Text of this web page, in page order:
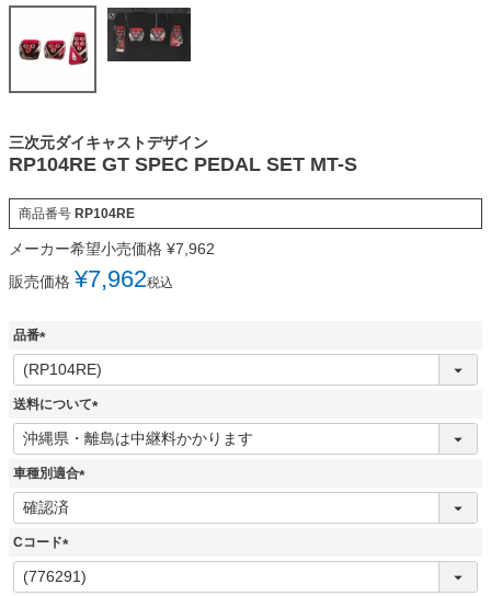
三次元ダイキャストデザイン
RP104RE GT SPEC PEDAL SET MT-S
商品番号 RP104RE
メーカー希望小売価格 ¥7,962
販売価格 ¥7,962税込
品番
(
必
須
送料について
(
必
車種別適合
(
Cコード
(
必